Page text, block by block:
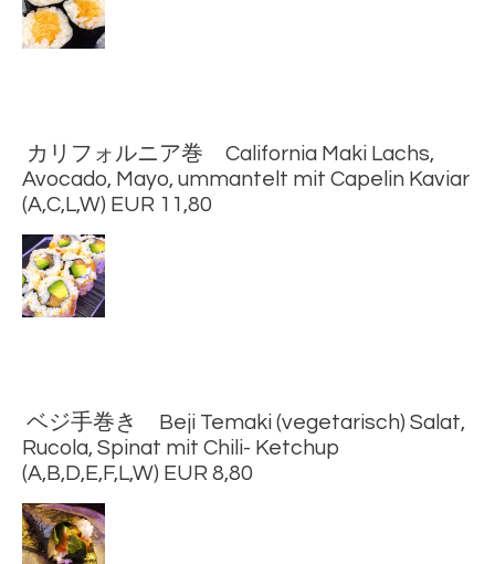
カリフォルニア巻 California Maki Lachs,
Avocado, Mayo, ummantelt mit Capelin Kaviar
(A,C,L,W) EUR 11,80
ベジ手巻き Beji Temaki (vegetarisch) Salat,
Rucola, Spinat mit Chili- Ketchup
(A,B,D,E,F,L,W) EUR 8,80